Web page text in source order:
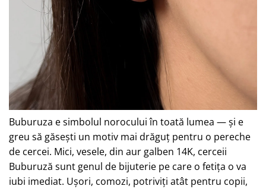
Buburuza e simbolul norocului în toată lumea — și e
greu să găsești un motiv mai drăguț pentru o pereche
de cercei. Mici, vesele, din aur galben 14K, cerceii
Buburuză sunt genul de bijuterie pe care o fetița o va
iubi imediat. Ușori, comozi, potriviți atât pentru copii,